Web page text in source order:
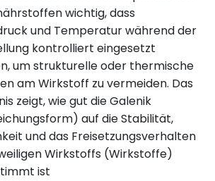
wichtig, dass
und Temperatur während der
kontrolliert eingesetzt
um strukturelle oder thermische
am Wirkstoff zu vermeiden. Das
zeigt, wie gut die Galenik
auf die Stabilität,
und das Freisetzungsverhalten
Wirkstoffs (Wirkstoffe)
ist